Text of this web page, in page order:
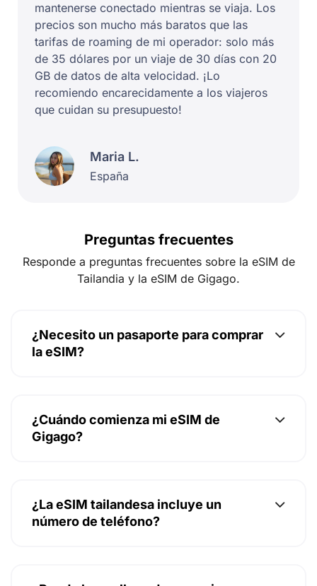
mantenerse conectado mientras se viaja. Los
precios son mucho más baratos que las
tarifas de roaming de mi operador: solo más
de 35 dólares por un viaje de 30 días con 20
GB de datos de alta velocidad. ¡Lo
recomiendo encarecidamente a los viajeros
que cuidan su presupuesto!
Maria L.
España
Preguntas frecuentes
Responde a preguntas frecuentes sobre la eSIM de
Tailandia y la eSIM de Gigago.
¿Necesito un pasaporte para comprar
la eSIM?
¿Cuándo comienza mi eSIM de
Gigago?
¿La eSIM tailandesa incluye un
número de teléfono?